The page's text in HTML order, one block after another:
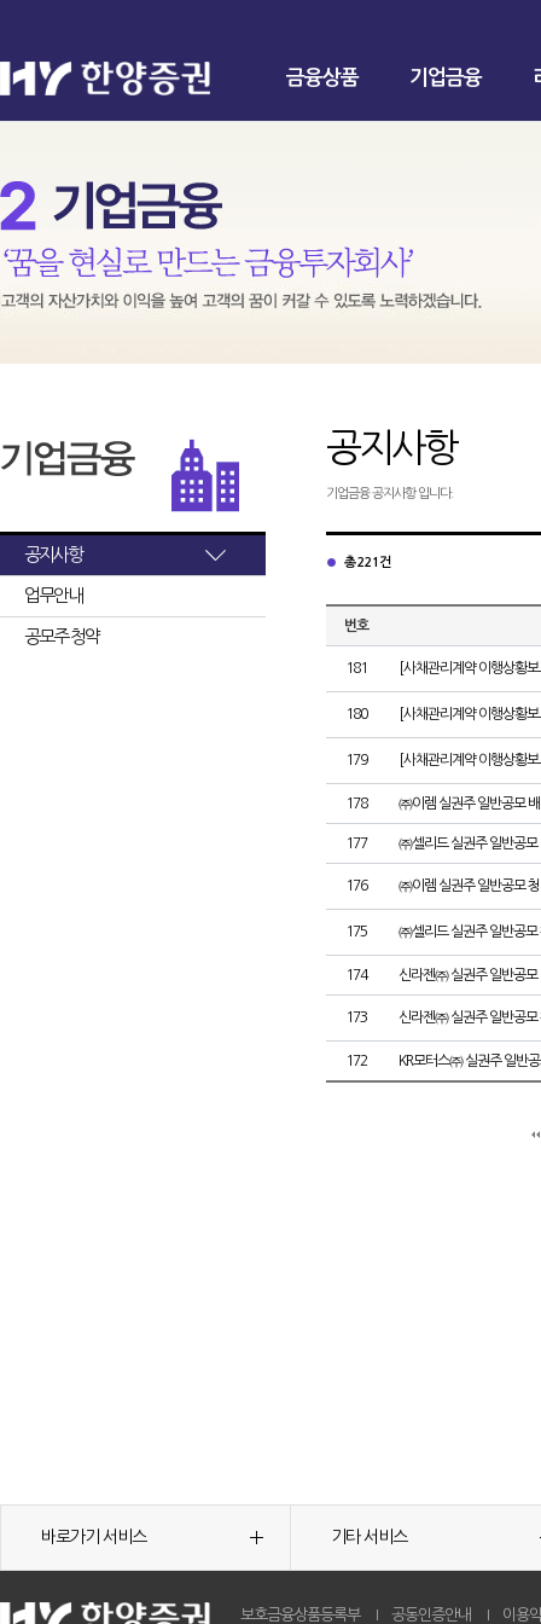
금융상품 기업금융
공지사항
업무안내
공모주 청약
공지사항
기업금융 공지사항 입니다.
총 221건
번호
181 [사채관리계약 이행상황
180 [사채관리계약 이행상황
179 [사채관리계약 이행상황
178 ㈜이렘 실권주 일반공모
177 ㈜셀리드 실권주 일반공모
176 ㈜이렘 실권주 일반공모
175 ㈜셀리드 실권주 일반공모
174 신라젠㈜ 실권주 일반공모
173 신라젠㈜ 실권주 일반공모
172 KR모터스㈜ 실권주 일반
바로가기 서비스 기타 서비스
보호금융상품등록부 공동인증안내 이용